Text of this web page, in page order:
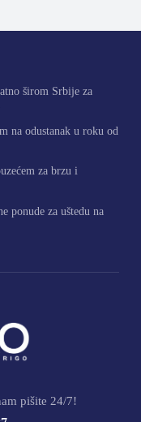
širom Srbije za
na odustanak u roku od
za brzu i
ponude za uštedu na
pišite 24/7!